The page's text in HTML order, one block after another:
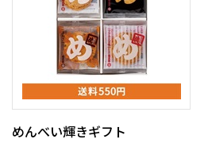
めんべい輝きギフト